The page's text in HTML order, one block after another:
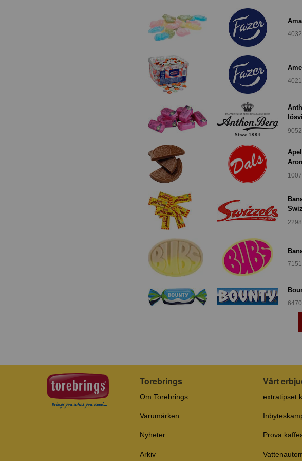
Torebrings
Om Torebrings
Varumärken
Nyheter
Arkiv
Vårt
extratipset
Prova